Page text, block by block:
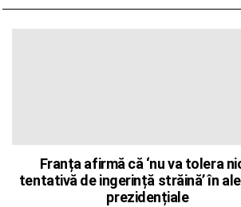
Franța afirmă că ‘nu va tolera
tentativă de ingerință străină’ în
prezidențiale